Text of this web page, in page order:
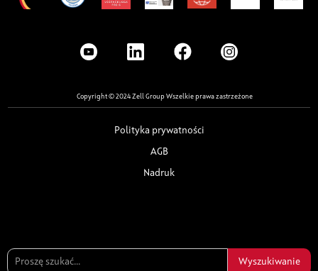
Copyright © 2024 Zell Group Wszelkie prawa zastrzeżone
Polityka prywatności
AGB
Nadruk